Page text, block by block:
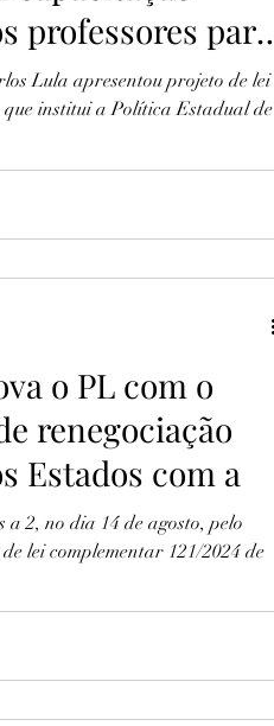
professores para
Lula apresentou projeto de lei
institui a Política Estadual de
o PL com o
renegociação
Estados com a
2, no dia 14 de agosto, pelo
lei complementar 121/2024 de